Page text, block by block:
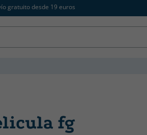
gratuito desde 19 euros
fg